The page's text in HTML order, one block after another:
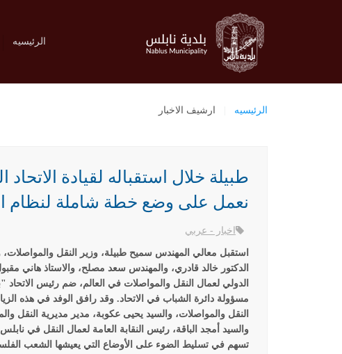
الرئيسيه
الرئيسيه ارشيف الاخبار
طبيلة خلال استقباله لقيادة
نعمل على وضع خطة شاملة لنظام
اخبار - عربي
استقبل معالي المهندس سميح طبيلة، وزير النقل
الدكتور خالد قادري، والمهندس سعد مصلح، والاستاذ هاني
الدولي لعمال النقل والمواصلات في العالم، ضم رئيس
مسؤولة دائرة الشباب في الاتحاد. وقد رافق الوفد في هذه
النقل والمواصلات، والسيد يحيى عكوبة، مدير مديرية النقل
والسيد أمجد الباقة، رئيس النقابة العامة لعمال النقل في
تسهم في تسليط الضوء على الأوضاع التي يعيشها الشعب